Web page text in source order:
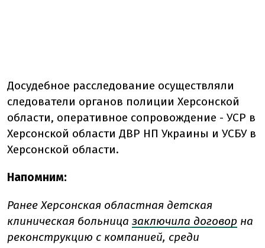
Досудебное расследование осуществляли
следователи органов полиции Херсонской
области, оперативное сопровождение - УСР в
Херсонской области ДВР НП Украины и УСБУ в
Херсонской области.
Напомним:
Ранее Херсонская областная детская
клиническая больница заключила договор на
реконструкцию с компанией, среди